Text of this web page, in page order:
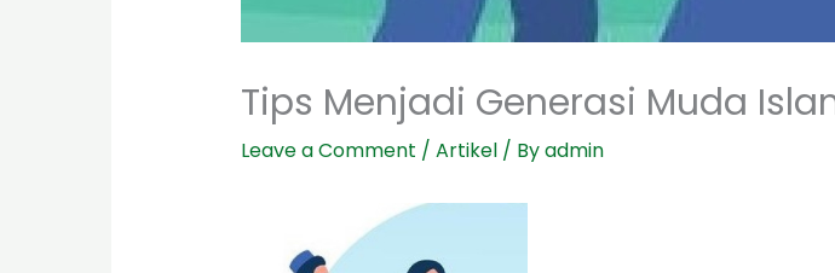
Tips Menjadi Generasi Muda
Leave a Comment / Artikel/ Byadmin